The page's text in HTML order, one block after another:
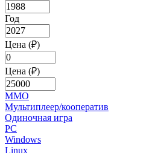
Год
Цена (₽)
Цена (₽)
MMO
Мультиплеер/кооператив
Одиночная игра
PC
Windows
Linux